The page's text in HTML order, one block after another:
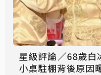
星級評論／68歲白
小桌駐棚背後原因